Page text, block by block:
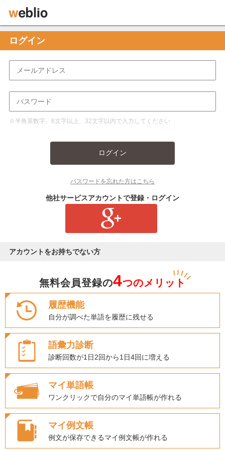
ログイン
※半角英数字、6文字以上、32文字以内で入力してください
ログイン
パスワードを忘れた方はこちら
他社サービスアカウントで登録・ログイン
アカウントをお持ちでない方
無料会員登録の4つのメリット
履歴機能
自分が調べた単語を履歴に残せる
語彙力診断
診断回数が1日2回から1日4回に増える
マイ単語帳
ワンクリックで自分のマイ単語帳が作れる
マイ例文帳
例文が保存できるマイ例文帳が作れる